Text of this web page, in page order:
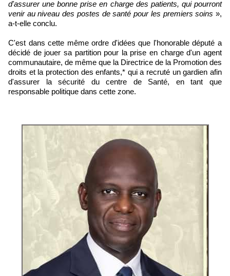
d'assurer une bonne prise en charge des patients, qui pourront
venir au niveau des postes de santé pour les premiers soins »,
a-t-elle conclu.
C'est dans cette même ordre d'idées que l'honorable député a
décidé de jouer sa partition pour la prise en charge d'un agent
communautaire, de même que la Directrice de la Promotion des
droits et la protection des enfants,* qui a recruté un gardien afin
d'assurer la sécurité du centre de Santé, en tant que
responsable politique dans cette zone.